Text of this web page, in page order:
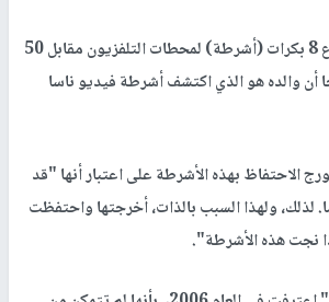
وأشار جورج إلى أنه باع 8 بكرات (أشرطة) لمحطات التلفزيون مقابل 50
أن والده هو الذي اكتشف أشرطة فيديو ناسا
الاحتفاظ بهذه الأشرطة على اعتبار أنها "قد
لذلك، ولهذا السبب بالذات، أخرجتها واحتفظت